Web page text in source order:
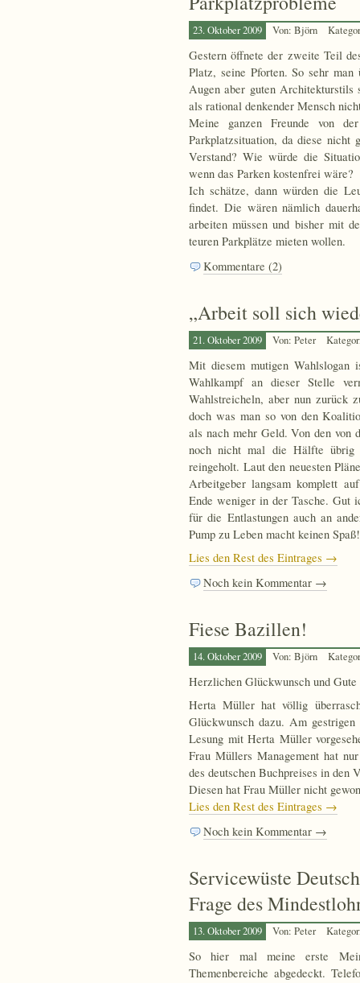
23. Oktober 2009 Von: Björn
Gestern öffnete der zweite Teil
Platz, seine Pforten. So sehr
Augen aber guten
als rational denkender Mensch
Meine ganzen Freunde von
Parkplatzsituation, da diese nicht
Verstand? Wie würde die
wenn das Parken kostenfrei wäre?
Ich schätze, dann würden die
findet. Die wären nämlich
arbeiten müssen und bisher mit
teuren Parkplätze mieten wollen.
Kommentare (2)
„Arbeit soll sich
21. Oktober 2009 Von: Peter
Mit diesem mutigen Wahlslogan
Wahlkampf an dieser Stelle
Wahlstreicheln, aber nun zurück
doch was man so von den
als nach mehr Geld. Von den von
noch nicht mal die Hälfte
reingeholt. Laut den neuesten
Arbeitgeber langsam komplett
Ende weniger in der Tasche. Gut
für die Entlastungen auch an
Pump zu Leben macht keinen Spaß!
Lies den Rest des Eintrages →
Noch kein Kommentar →
Fiese Bazillen!
14. Oktober 2009 Von: Björn
Herzlichen Glückwunsch und
Herta Müller hat völlig
Glückwunsch dazu. Am
Lesung mit Herta Müller
Frau Müllers Management hat
des deutschen Buchpreises in den
Diesen hat Frau Müller nicht
Lies den Rest des Eintrages →
Noch kein Kommentar →
Servicewüste
Frage des
13. Oktober 2009 Von: Peter
So hier mal meine erste
Themenbereiche abgedeckt.